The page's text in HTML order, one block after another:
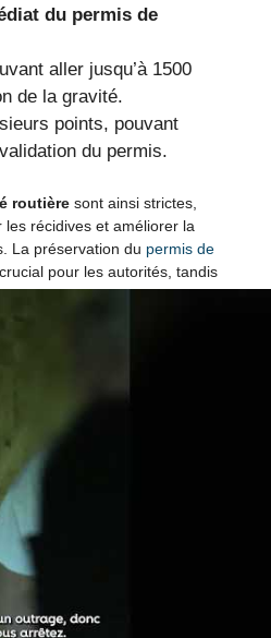
du permis de
aller jusqu’à 1500
de la gravité.
points, pouvant
du permis.
routière sont ainsi strictes,
récidives et améliorer la
La préservation du permis de
pour les autorités, tandis
pénalisée avec une
lois en 2025, la France
respecter strictement les
tolérance n’est désormais
ronds ou dangereux, car ils
Les contrôles renforcés et les
à une meilleure sécurité
français.
préparer à voir la police